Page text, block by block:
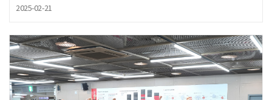
2025-02-21